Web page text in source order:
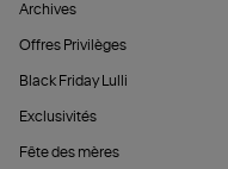
Archives
Offres Privilèges
Black Friday Lulli
Exclusivités
Fête des mères